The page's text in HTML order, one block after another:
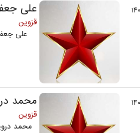
علی
قزوین
علی جعفری
محمد
قزوین
محمد درویش‌وند